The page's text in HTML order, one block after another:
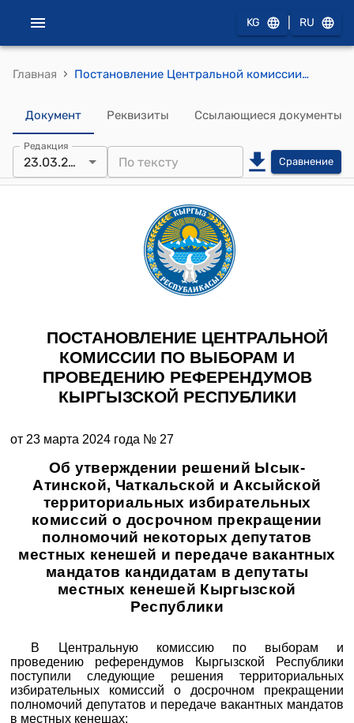
KG RU
Главная › Постановление Центральной комиссии по выборам и проведению референдумов КР от 23 марта 2024 года № 27 "Об утверждении решений Ысык-Атинской, Чаткальской и Аксыйской территориальных избирательных комиссий о досрочном прекращении полномочий некоторых депутатов местных кенешей и передаче вакантных мандатов кандидатам в депутаты местных кенешей Кыргызской Республики"
Документ Реквизиты Ссылающиеся документы
Редакция
23.03.2024 Сравнение